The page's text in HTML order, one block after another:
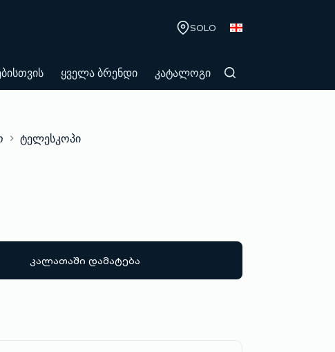
SOLO
ყველა ბრენდი კატალოგი
ტელესკოპი
კალათაში დამატება